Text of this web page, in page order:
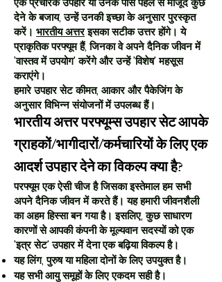
देने के बजाय, उन्हें उनकी इच्छा के अनुसार पुरस्कृत
करें। भारतीय अत्तरइसका सटीक उत्तर होंगे। ये
प्राकृतिक परफ्यूम हैं, जिनका वे अपने दैनिक जीवन में
'वास्तव में उपयोग' करेंगे और उन्हें 'विशेष' महसूस
कराएंगे।
हमारे उपहार सेट कीमत, आकार और पैकेजिंग के
अनुसार विभिन्न संयोजनों में उपलब्ध हैं।
भारतीय अत्तर परफ्यूम्स उपहार सेट आपके
ग्राहकों/भागीदारों/कर्मचारियों के लिए एक
आदर्श उपहार देने का विकल्प क्या है?
परफ्यूम एक ऐसी चीज है जिसका इस्तेमाल हम सभी
अपने दैनिक जीवन में करते हैं। यह हमारी जीवनशैली
का अहम हिस्सा बन गया है। इसलिए, कुछ साधारण
कारणों से आपकी कंपनी के मूल्यवान सदस्यों को एक
'इत्र सेट' उपहार में देना एक बढ़िया विकल्प है।
यह लिंग, पुरुष या महिला दोनों के लिए उपयुक्त है।
यह सभी आयु समूहों के लिए एकदम सही है।